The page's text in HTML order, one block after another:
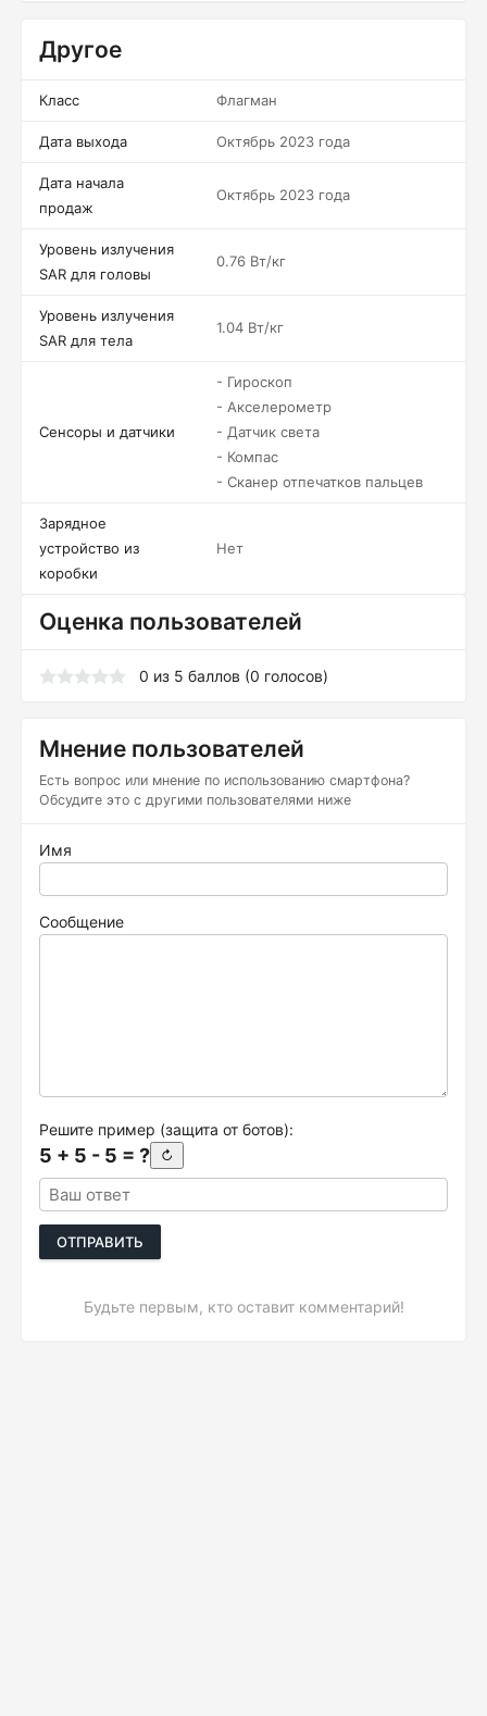
Другое
Класс Флагман
Дата выхода Октябрь 2023 года
Дата начала
продаж
Октябрь 2023 года
Уровень излучения
SAR для головы
0.76 Вт/кг
Уровень излучения
SAR для тела
1.04 Вт/кг
Сенсоры и датчики
- Гироскоп
- Акселерометр
- Датчик света
- Компас
- Сканер отпечатков пальцев
Зарядное
устройство из
коробки
Нет
Оценка пользователей
0 из 5 баллов (0 голосов)
Мнение пользователей
Есть вопрос или мнение по использованию смартфона?
Обсудите это с другими пользователями ниже
Имя
Сообщение
Решите пример (защита от ботов):
5 + 5 - 5 = ? ↻
ОТПРАВИТЬ
Будьте первым, кто оставит комментарий!